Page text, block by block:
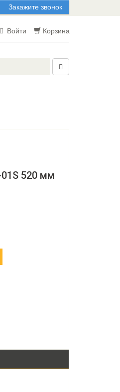
Закажите звонок
Войти Корзина
520 мм